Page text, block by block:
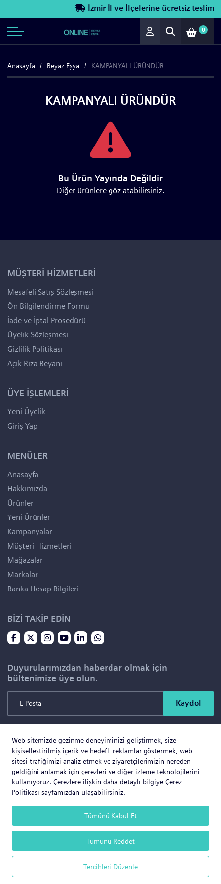
Web sitemizde gezinme deneyiminizi geliştirmek, size
kişiselleştirilmiş içerik ve hedefli reklamlar göstermek, web
sitesi trafiğimizi analiz etmek ve ziyaretçilerimizin nereden
geldiğini anlamak için çerezleri ve diğer izleme teknolojilerini
kullanıyoruz. Çerezlere ilişkin daha detaylı bilgiye Çerez
Politikası sayfamızdan ulaşabilirsiniz.
Tümünü Kabul Et
Tümünü Reddet
Tercihleri Düzenle
İzmir İl ve İlçelerine ücretsiz teslimat!
0
Anasayfa Beyaz Eşya KAMPANYALI ÜRÜNDÜR
KAMPANYALI ÜRÜNDÜR
Bu Ürün Yayında Değildir
Diğer ürünlere göz atabilirsiniz.
MÜŞTERİ HİZMETLERİ
Mesafeli Satış Sözleşmesi
Ön Bilgilendirme Formu
İade ve İptal Prosedürü
Üyelik Sözleşmesi
Gizlilik Politikası
Açık Rıza Beyanı
ÜYE İŞLEMLERİ
Yeni Üyelik
Giriş Yap
MENÜLER
Anasayfa
Hakkımızda
Ürünler
Yeni Ürünler
Kampanyalar
Müşteri Hizmetleri
Mağazalar
Markalar
Banka Hesap Bilgileri
BİZİ TAKİP EDİN
Duyurularımızdan haberdar olmak için
bültenimize üye olun.
Kaydol
Copyright © 2026 SOLD PROJE SATIŞ YÖNETİMİ VE
GAYRİMENKUL İNŞAAT TİCARET LTD.ŞTİ. Tüm Hakları
Saklıdır.
Web Business® e-ticaret sistemleri ile hazırlanmıştır.